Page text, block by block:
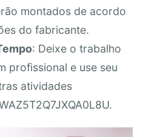
montados de acordo
do fabricante.
: Deixe o trabalho
profissional e use seu
atividades